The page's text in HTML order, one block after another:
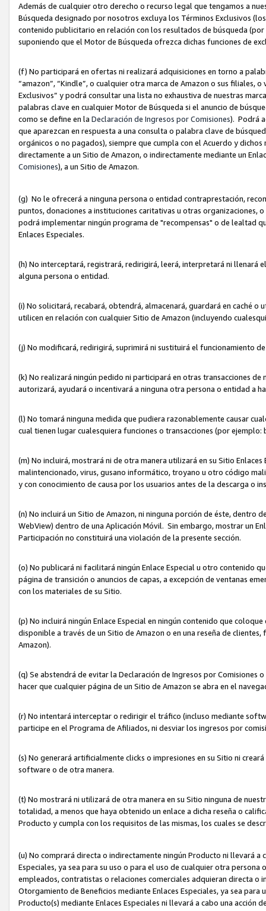
Además de cualquier otro derecho o recurso legal que tengamos a
Búsqueda designado por nosotros excluya los Términos Exclusivos
contenido publicitario en relación con los resultados de búsqueda
suponiendo que el Motor de Búsqueda ofrezca dichas funciones de
(f) No participará en ofertas ni realizará adquisiciones en torno a
“amazon”, “Kindle”, o cualquier otra marca de Amazon o sus filiales,
Exclusivos” y podrá consultar una lista no exhaustiva de nuestras
palabras clave en cualquier Motor de Búsqueda si el anuncio de
como se define en la Declaración de Ingresos por Comisiones). Podrá
que aparezcan en respuesta a una consulta o palabra clave de
orgánicos o no pagados), siempre que cumpla con el Acuerdo y
directamente a un Sitio de Amazon, o indirectamente mediante un
Comisiones), a un Sitio de Amazon.
(g) No le ofrecerá a ninguna persona o entidad contraprestación,
puntos, donaciones a instituciones caritativas u otras organizaciones,
podrá implementar ningún programa de "recompensas" o de lealtad
Enlaces Especiales.
(h) No interceptará, registrará, redirigirá, leerá, interpretará ni
alguna persona o entidad.
(i) No solicitará, recabará, obtendrá, almacenará, guardará en caché
utilicen en relación con cualquier Sitio de Amazon (incluyendo
(j) No modificará, redirigirá, suprimirá ni sustituirá el funcionamiento
(k) No realizará ningún pedido ni participará en otras transacciones
autorizará, ayudará o incentivará a ninguna otra persona o entidad a
(l) No tomará ninguna medida que pudiera razonablemente causar
cual tienen lugar cualesquiera funciones o transacciones (por
(m) No incluirá, mostrará ni de otra manera utilizará en su Sitio
malintencionado, virus, gusano informático, troyano u otro código
y con conocimiento de causa por los usuarios antes de la descarga
(n) No incluirá un Sitio de Amazon, ni ninguna porción de éste,
WebView) dentro de una Aplicación Móvil. Sin embargo, mostrar un
Participación no constituirá una violación de la presente sección.
(o) No publicará ni facilitará ningún Enlace Especial u otro contenido
página de transición o anuncios de capas, a excepción de ventanas
con los materiales de su Sitio.
(p) No incluirá ningún Enlace Especial en ningún contenido que
disponible a través de un Sitio de Amazon o en una reseña de
Amazon).
(q) Se abstendrá de evitar la Declaración de Ingresos por
hacer que cualquier página de un Sitio de Amazon se abra en el
(r) No intentará interceptar o redirigir el tráfico (incluso mediante
participe en el Programa de Afiliados, ni desviar los ingresos por
(s) No generará artificialmente clicks o impresiones en su Sitio ni
software o de otra manera.
(t) No mostrará ni utilizará de otra manera en su Sitio ninguna de
totalidad, a menos que haya obtenido un enlace a dicha reseña o
Producto y cumpla con los requisitos de las mismas, los cuales se
(u) No comprará directa o indirectamente ningún Producto ni llevará a
Especiales, ya sea para su uso o para el uso de cualquier otra
empleados, contratistas o relaciones comerciales adquieran directa o
Otorgamiento de Beneficios mediante Enlaces Especiales, ya sea
Producto(s) mediante Enlaces Especiales ni llevará a cabo una